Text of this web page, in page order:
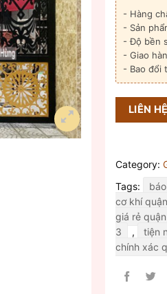
- Hàng
- Sản
- Độ bền
- Giao
- Bao đổi
LIÊN
Category:
Tags:
cơ khí
giá rẻ
3
, tiện
chính xác